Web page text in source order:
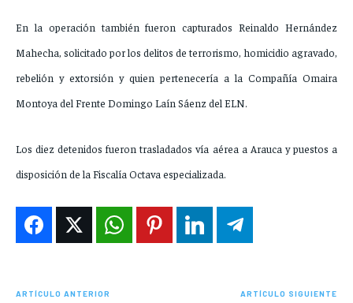
En la operación también fueron capturados Reinaldo Hernández
Mahecha, solicitado por los delitos de terrorismo, homicidio agravado,
rebelión y extorsión y quien pertenecería a la Compañía Omaira
Montoya del Frente Domingo Laín Sáenz del ELN.
Los diez detenidos fueron trasladados vía aérea a Arauca y puestos a
disposición de la Fiscalía Octava especializada.
ARTÍCULO ANTERIOR ARTÍCULO SIGUIENTE